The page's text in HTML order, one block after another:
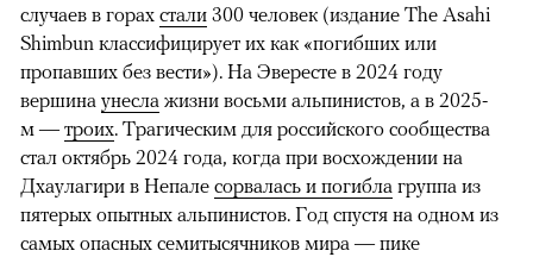
случаев в горах стали 300 человек (издание The Asahi
Shimbun классифицирует их как «погибших или
пропавших без вести»). На Эвересте в 2024 году
вершина унесла жизни восьми альпинистов, а в 2025-
м — троих. Трагическим для российского сообщества
стал октябрь 2024 года, когда при восхождении на
Дхаулагири в Непале сорвалась и погибла группа из
пятерых опытных альпинистов. Год спустя на одном из
самых опасных семитысячников мира — пике